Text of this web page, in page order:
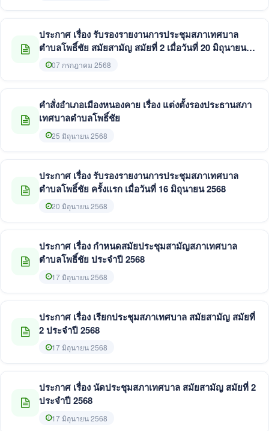
ประกาศ เรื่อง รับรองรายงานการประชุมสภาเทศบาล
ตำบลโพธิ์ชัย สมัยสามัญ สมัยที่ 2 เมื่อวันที่ 20 มิถุนายน
256807 กรกฎาคม 2568
คำสั่งอำเภอเมืองหนองคาย เรื่อง แต่งตั้งรองประธานสภา
เทศบาลตำบลโพธิ์ชัย
25 มิถุนายน 2568
ประกาศ เรื่อง รับรองรายงานการประชุมสภาเทศบาล
ตำบลโพธิ์ชัย ครั้งแรก เมื่อวันที่ 16 มิถุนายน 2568
20 มิถุนายน 2568
ประกาศ เรื่อง กำหนดสมัยประชุมสามัญสภาเทศบาล
ตำบลโพธิ์ชัย ประจำปี 2568
17 มิถุนายน 2568
ประกาศ เรื่อง เรียกประชุมสภาเทศบาล สมัยสามัญ สมัยที่
2 ประจำปี 2568
17 มิถุนายน 2568
ประกาศ เรื่อง นัดประชุมสภาเทศบาล สมัยสามัญ สมัยที่ 2
ประจำปี 2568
17 มิถุนายน 2568